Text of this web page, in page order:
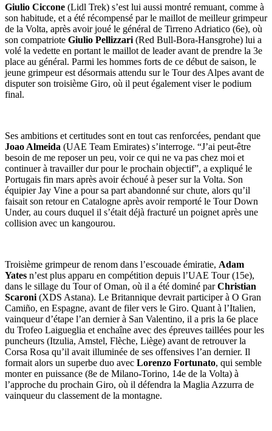
Giulio Ciccone (Lidl Trek) s’est lui aussi montré remuant, comme à
son habitude, et a été récompensé par le maillot de meilleur grimpeur
de la Volta, après avoir joué le général de Tirreno Adriatico (6e), où
son compatriote Giulio Pellizzari (Red Bull-Bora-Hansgrohe) lui a
volé la vedette en portant le maillot de leader avant de prendre la 3e
place au général. Parmi les hommes forts de ce début de saison, le
jeune grimpeur est désormais attendu sur le Tour des Alpes avant de
disputer son troisième Giro, où il peut également viser le podium
final.
Ses ambitions et certitudes sont en tout cas renforcées, pendant que
Joao Almeida (UAE Team Emirates) s’interroge. “J’ai peut-être
besoin de me reposer un peu, voir ce qui ne va pas chez moi et
continuer à travailler dur pour le prochain objectif”, a expliqué le
Portugais fin mars après avoir échoué à peser sur la Volta. Son
équipier Jay Vine a pour sa part abandonné sur chute, alors qu’il
faisait son retour en Catalogne après avoir remporté le Tour Down
Under, au cours duquel il s’était déjà fracturé un poignet après une
collision avec un kangourou.
Troisième grimpeur de renom dans l’escouade émiratie, Adam
Yates n’est plus apparu en compétition depuis l’UAE Tour (15e),
dans le sillage du Tour of Oman, où il a été dominé parChristian
Scaroni (XDS Astana). Le Britannique devrait participer à O Gran
Camiño, en Espagne, avant de filer vers le Giro. Quant à l’Italien,
vainqueur d’étape l’an dernier à San Valentino, il a pris la 6e place
du Trofeo Laigueglia et enchaîne avec des épreuves taillées pour les
puncheurs (Itzulia, Amstel, Flèche, Liège) avant de retrouver la
Corsa Rosa qu’il avait illuminée de ses offensives l’an dernier. Il
formait alors un superbe duo avec Lorenzo Fortunato, qui semble
monter en puissance (8e de Milano-Torino, 14e de la Volta) à
l’approche du prochain Giro, où il défendra la Maglia Azzurra de
vainqueur du classement de la montagne.